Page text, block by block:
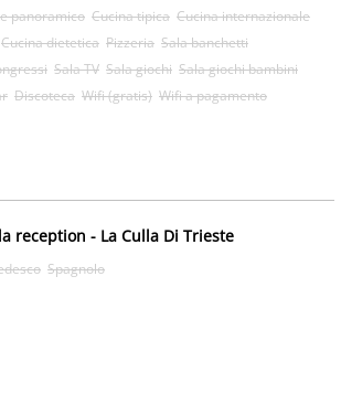
panoramico Cucina tipica Cucina internazionale
Cucina dietetica Pizzeria Sala banchetti
Sala TV Sala giochi Sala giochi bambini
Discoteca Wifi (gratis) Wifi a pagamento
reception - La Culla Di Trieste
Spagnolo